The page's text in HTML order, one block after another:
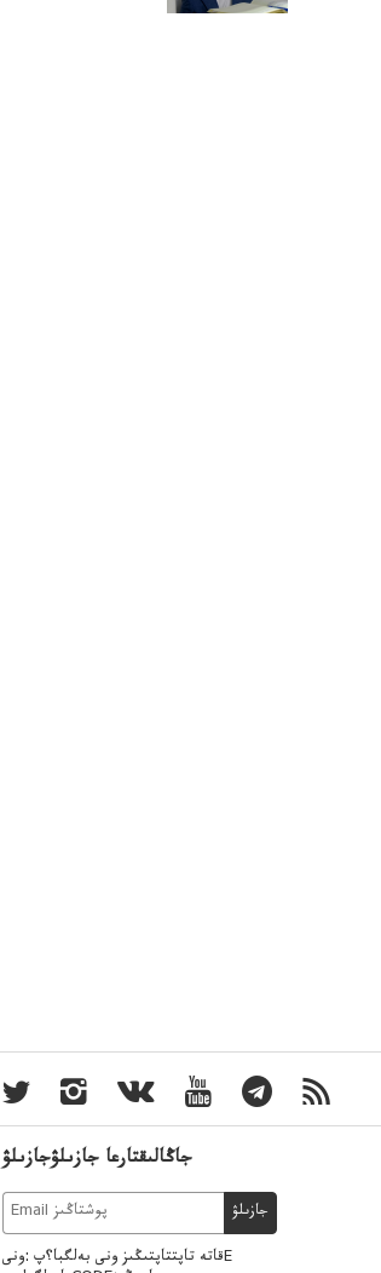
جاڭالىقتارعا جازىلۋجازىلۋ
جازىلۋ
قاتە تاپتتاپتىڭىز ونى بەلگبا؟پ :ونىE